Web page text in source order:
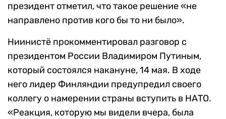
президент отметил, что такое решение «не
направлено против кого бы то ни было».
Ниинистё прокомментировал разговор с
президентом России Владимиром Путиным,
который состоялся накануне, 14 мая. В ходе
него лидер Финляндии предупредил своего
коллегу о намерении страны вступить в НАТО.
«Реакция, которую мы видели вчера, была